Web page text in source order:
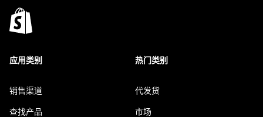
应用类别
销售渠道
查找产品
热门类别
代发货
市场